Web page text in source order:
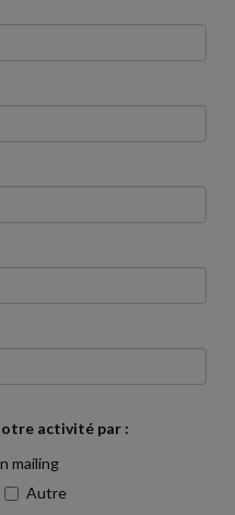
activité par :
mailing
Autre